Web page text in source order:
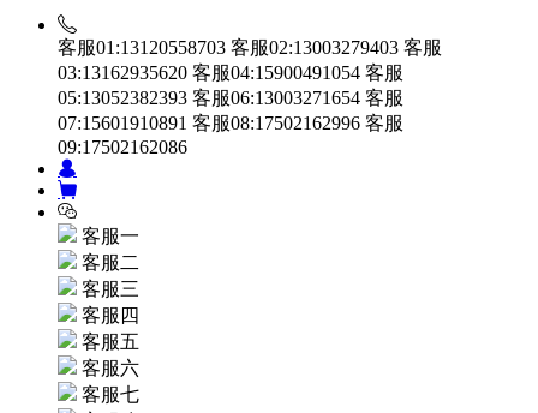
客服01:13120558703 客服02:13003279403 客服
03:13162935620 客服04:15900491054 客服
05:13052382393 客服06:13003271654 客服
07:15601910891 客服08:17502162996 客服
09:17502162086
客服一
客服二
客服三
客服四
客服五
客服六
客服七